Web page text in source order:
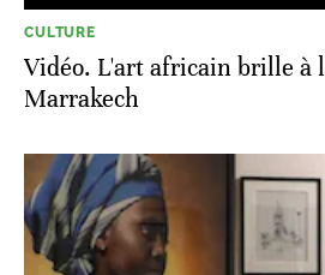
CULTURE
Vidéo. L'art africain brille à
Marrakech